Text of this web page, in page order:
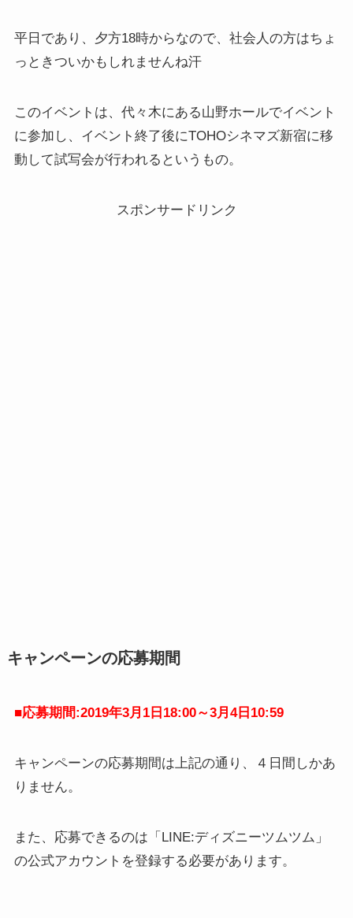
平日であり、夕方18時からなので、社会人の方はちょ
っときついかもしれませんね汗
このイベントは、代々木にある山野ホールでイベント
に参加し、イベント終了後にTOHOシネマズ新宿に移
動して試写会が行われるというもの。
スポンサードリンク
キャンペーンの応募期間
■応募期間:2019年3月1日18:00～3月4日10:59
キャンペーンの応募期間は上記の通り、４日間しかあ
りません。
また、応募できるのは「LINE:ディズニーツムツム」
の公式アカウントを登録する必要があります。